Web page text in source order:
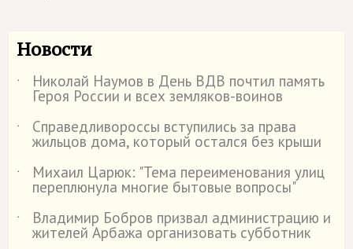
Новости
˙ Николай Наумов в День ВДВ почтил память
Героя России и всех земляков-воинов
˙
Справедливороссы вступились за права
жильцов дома, который остался без крыши
˙
Михаил Царюк: "Тема переименования улиц
переплюнула многие бытовые вопросы"
˙
Владимир Бобров призвал администрацию и
жителей Арбажа организовать субботник